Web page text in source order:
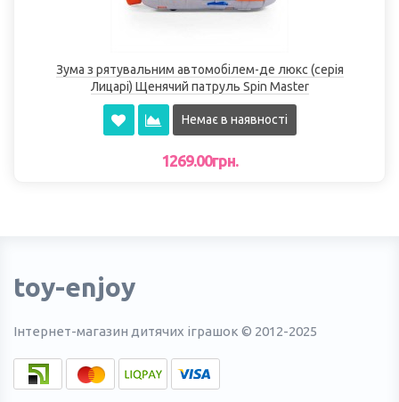
Зума з рятувальним автомобілем-де люкс (серія
Лицарі) Щенячий патруль Spin Master
Немає в наявності
1269.00грн.
toy-enjoy
Інтернет-магазин дитячих іграшок © 2012-2025